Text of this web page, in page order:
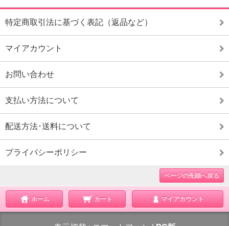
特定商取引法に基づく表記（返品など）
マイアカウント
お問い合わせ
支払い方法について
配送方法･送料について
プライバシーポリシー
ページの先頭へ戻る
ホーム カート マイアカウント